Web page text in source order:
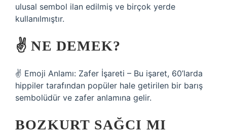
ulusal sembol ilan edilmiş ve birçok yerde
kullanılmıştır.
✌ NE DEMEK?
✌️ Emoji Anlamı: Zafer İşareti – Bu işaret, 60’larda
hippiler tarafından popüler hale getirilen bir barış
sembolüdür ve zafer anlamına gelir.
BOZKURT SAĞCI MI